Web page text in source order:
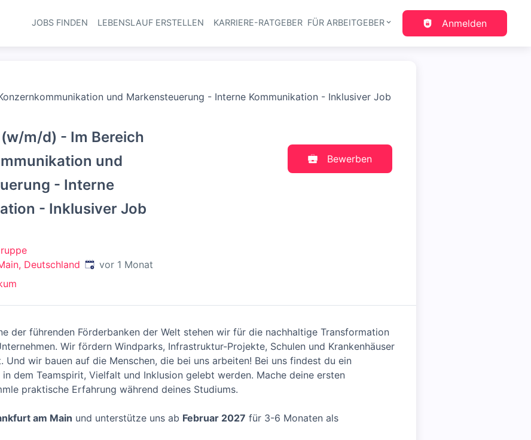
Haupt-Navigation
JOBS FINDEN LEBENSLAUF ERSTELLEN KARRIERE-RATGEBER FÜR ARBEITGEBER Anmelden
und Markensteuerung - Interne Kommunikation - Inklusiver Job
m/d) - Im Bereich
und
- Interne
- Inklusiver Job
Deutschland Veröffentlicht:
vor 1 Monat
Bewerben
der führenden Förderbanken der Welt stehen wir für die nachhaltige Transformation
Wir fördern Windparks, Infrastruktur-Projekte, Schulen und Krankenhäuser
wir bauen auf die Menschen, die bei uns arbeiten! Bei uns findest du ein
dem Teamspirit, Vielfalt und Inklusion gelebt werden. Mache deine ersten
praktische Erfahrung während deines Studiums.
am Main und unterstütze uns ab Februar 2027 für 3-6 Monaten als